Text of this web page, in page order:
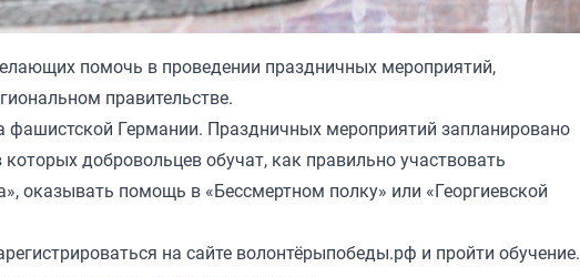
помочь в проведении праздничных мероприятий,
правительстве.
фашистской Германии. Праздничных мероприятий запланировано
добровольцев обучат, как правильно участвовать
оказывать помощь в «Бессмертном полку» или «Георгиевской
на сайте волонтёрыпобеды.рф и пройти обучение.